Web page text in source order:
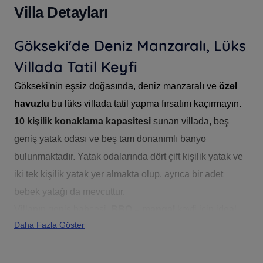
Villa Detayları
Gökseki'de Deniz Manzaralı, Lüks
Villada Tatil Keyfi
Gökseki'nin eşsiz doğasında, deniz manzaralı ve özel
havuzlu bu lüks villada tatil yapma fırsatını kaçırmayın.
10 kişilik konaklama kapasitesi sunan villada, beş
geniş yatak odası ve beş tam donanımlı banyo
bulunmaktadır. Yatak odalarında dört çift kişilik yatak ve
iki tek kişilik yatak yer almakta olup, ayrıca bir adet
bebek yatağı da mevcuttur.
bir alan sağlar. Misafirler, 4 metre genişliğinde, 10 metre
Daha Fazla Göster